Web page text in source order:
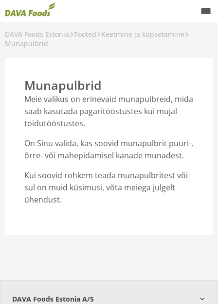
DAVA Foods Estonia Tooted
Keetmine ja küpsetamine
Munapulbrid
Munapulbrid
Meie valikus on erinevaid munapulbreid, mida
saab kasutada pagaritööstustes kui mujal
toidutööstustes.
On Sinu valida, kas soovid munapulbrit puuri-,
õrre- või mahepidamisel kanade munadest.
Kui soovid rohkem teada munapulbritest või
sul on muid küsimusi, võta meiega julgelt
ühendust.
DAVA Foods Estonia A/S
Back
Keetmine ja küpsetamine
Aktiivne
Taimsed tooted
Õlid